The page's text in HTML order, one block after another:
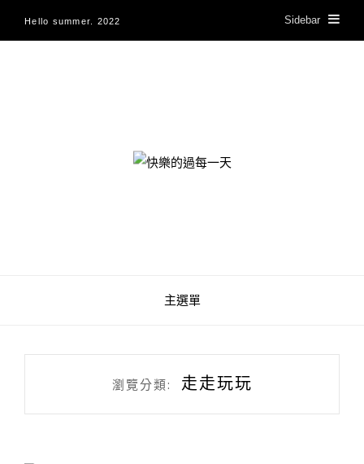
Hello summer. 2022 Sidebar
快樂的過每一天
主選單
瀏覽分類: 走走玩玩